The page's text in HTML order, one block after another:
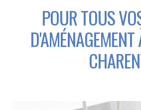
POUR TOUS